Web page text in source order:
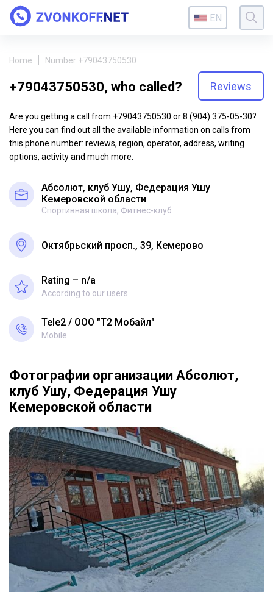
EN
Home Number +79043750530
+79043750530, who called? Reviews
Are you getting a call from +79043750530 or 8 (904) 375-05-30?
Here you can find out all the available information on calls from
this phone number: reviews, region, operator, address, writing
options, activity and much more.
Абсолют, клуб Ушу, Федерация Ушу
Кемеровской области
Спортивная школа, Фитнес-клуб
Октябрьский просп., 39, Кемерово
Rating – n/a
According to our users
Tele2 ООО "Т2 Мобайл"
Mobile
Фотографии организации Абсолют,
клуб Ушу, Федерация Ушу
Кемеровской области